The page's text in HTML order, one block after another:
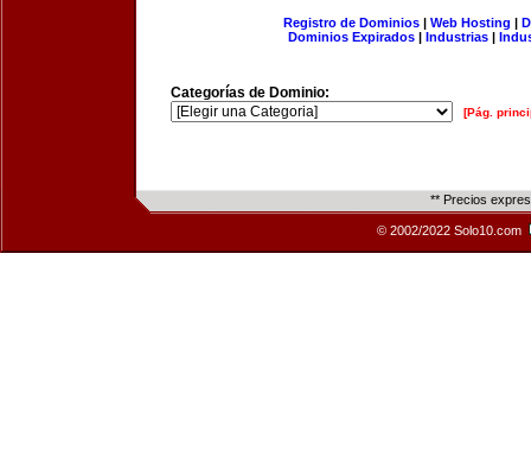
Registro de Dominios| Web Hosting |
Dominios Expirados | Industrias |
Categorías de Dominio:
[Pág.
** Precios
© 2002/2022 Solo10.com